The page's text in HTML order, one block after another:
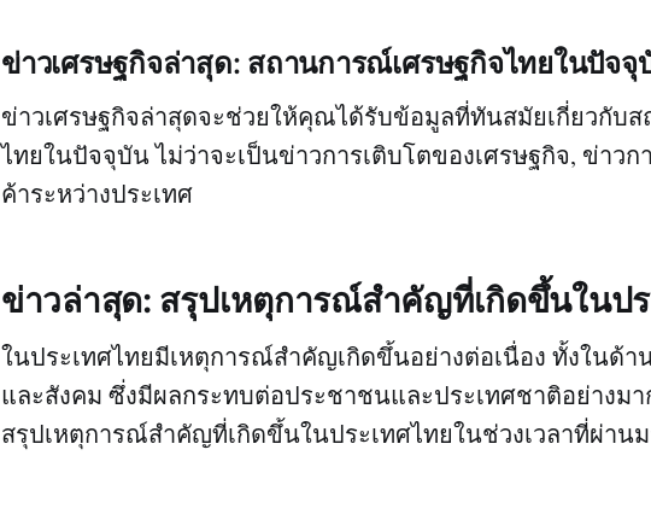
ข่าวเศรษฐกิจล่าสุด: สถานการณ์เศรษฐกิจไทยในปัจจุ
ข่าวเศรษฐกิจล่าสุดจะช่วยให้คุณได้รับข้อมูลที่ทันสมัยเกี่ยวกับ
ไทยในปัจจุบัน ไม่ว่าจะเป็นข่าวการเติบโตของเศรษฐกิจ, ข่าวก
ค้าระหว่างประเทศ
ข่าวล่าสุด: สรุปเหตุการณ์สำคัญที่เกิดขึ้นในปร
ในประเทศไทยมีเหตุการณ์สำคัญเกิดขึ้นอย่างต่อเนื่อง ทั้งในด้า
และสังคม ซึ่งมีผลกระทบต่อประชาชนและประเทศชาติอย่างมา
สรุปเหตุการณ์สำคัญที่เกิดขึ้นในประเทศไทยในช่วงเวลาที่ผ่าน